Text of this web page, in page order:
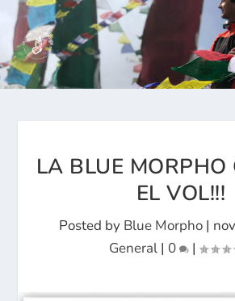
LA BLUE MORPHO
EL VOL!!!
Posted by Blue Morpho|
General | 0 |